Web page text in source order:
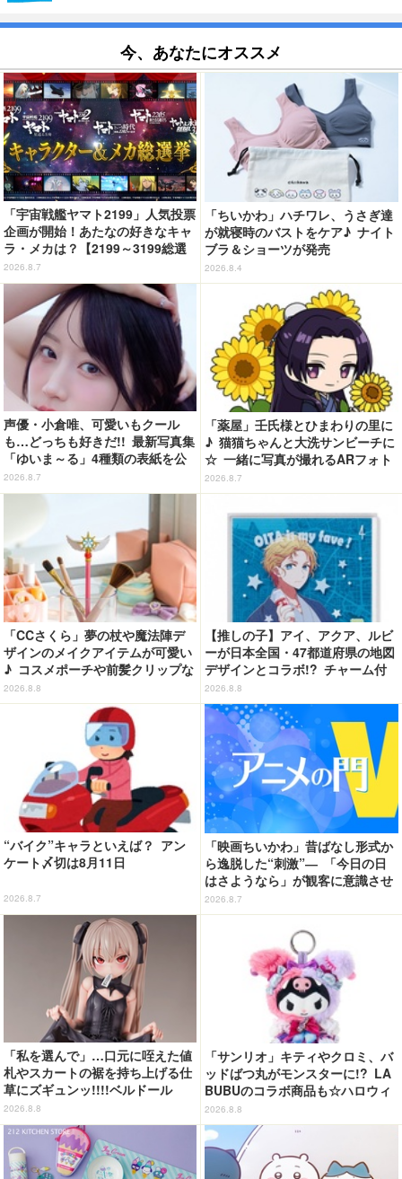
今、あなたにオススメ
「宇宙戦艦ヤマト2199」人気投票
企画が開始！あたなの好きなキャ
ラ・メカは？【2199～3199総選
挙】
2026.8.7
「ちいかわ」ハチワレ、うさぎ達
が就寝時のバストをケア♪ ナイト
ブラ＆ショーツが発売
2026.8.4
声優・小倉唯、可愛いもクール
も…どっちも好きだ!! 最新写真集
「ゆいま～る」4種類の表紙を公
開！「成長した私の姿を楽しんで
いただけたら」
2026.8.7
「薬屋」壬氏様とひまわりの里に
♪ 猫猫ちゃんと大洗サンビーチに
☆ 一緒に写真が撮れるARフォト
スポット企画「猫猫・壬氏と夏巡
り」開催【茨城県】
2026.8.7
「CCさくら」夢の杖や魔法陣デ
ザインのメイクアイテムが可愛い
♪ コスメポーチや前髪クリップな
ど…毎日使いたい!!「タイトーく
じ」【8月28日～】
2026.8.8
【推しの子】アイ、アクア、ルビ
ーが日本全国・47都道府県の地図
デザインとコラボ!? チャーム付
ピンバッジに♪
2026.8.8
“バイク”キャラといえば？ アン
ケート〆切は8月11日
2026.8.7
「映画ちいかわ」昔ばなし形式か
ら逸脱した“刺激”― 「今日の日
はさようなら」が観客に意識させ
る物語の“裂け目”【藤津亮太のア
ニメの門V 133回】
2026.8.7
「私を選んで」…口元に咥えた値
札やスカートの裾を持ち上げる仕
草にズギュンッ!!!!ベルドール
「ロゼ」がフィギュアで新登場
2026.8.8
「サンリオ」キティやクロミ、バ
ッドばつ丸がモンスターに!? LA
BUBUのコラボ商品も☆ハロウィ
ーングッズ情報が到着【サンリオ
ピューロランド】
2026.8.8